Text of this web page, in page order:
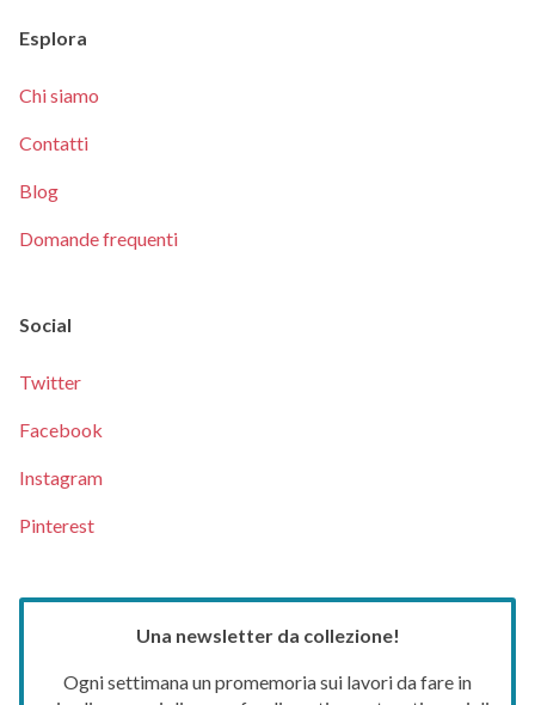
Esplora
Chi siamo
Contatti
Blog
Domande frequenti
Social
Twitter
Facebook
Instagram
Pinterest
Una newsletter da collezione!
Ogni settimana un promemoria sui lavori da fare in